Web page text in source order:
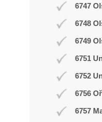
6747
6748
6749
6751
6752
6756
6757